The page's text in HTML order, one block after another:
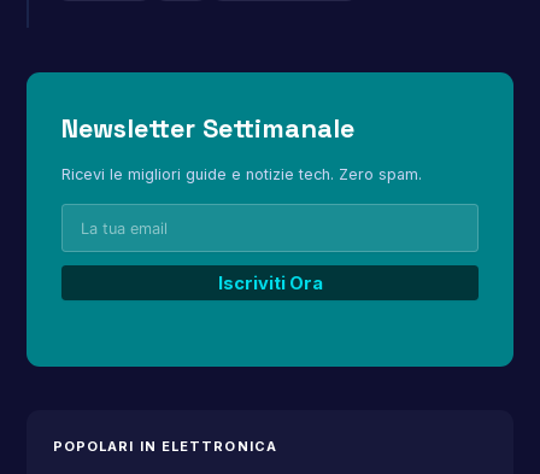
Newsletter Settimanale
Ricevi le migliori guide e notizie tech. Zero spam.
POPOLARI IN ELETTRONICA